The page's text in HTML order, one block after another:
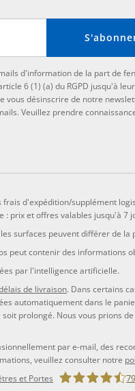
d'information de la part de
6 (1) (a) du RGPD jusqu'à leur
vous désinscrire de notre
Veuillez prendre
frais d'expédition/supplément
prix et offres valables jusqu'à
surfaces peuvent différer de
peut contenir des informations
par l'intelligence artificielle.
de livraison. Dans certains
automatiquement dans le
prolongé. Nous vous prions
par e-mail, des
veuillez consulter notre
et Portes 79